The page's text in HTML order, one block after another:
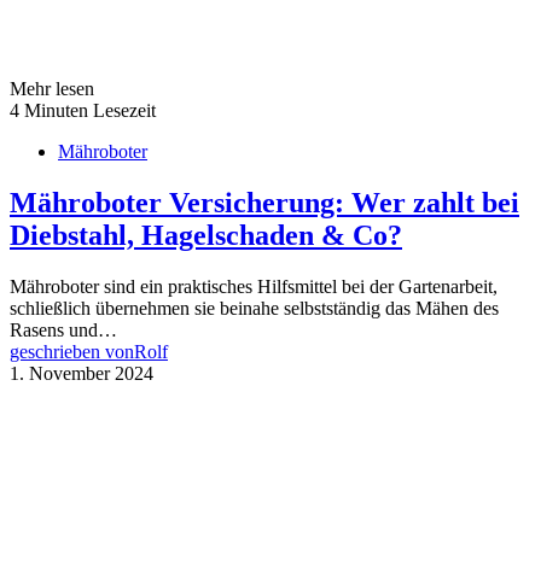
Mehr lesen
4 Minuten Lesezeit
Mähroboter
Mähroboter Versicherung: Wer zahlt bei
Diebstahl, Hagelschaden & Co?
Mähroboter sind ein praktisches Hilfsmittel bei der Gartenarbeit,
schließlich übernehmen sie beinahe selbstständig das Mähen des
Rasens und…
geschrieben vonRolf
1. November 2024